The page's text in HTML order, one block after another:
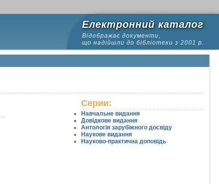
Електронний каталог
Відображає документи,
що надійшли до бібліотеки з 2001 р.
32 33 34 35 36 38
Серии:
Навчальне видання
Довідкове видання
Антологія зарубіжного досвіду
Наукове видання
Науково-практична доповідь